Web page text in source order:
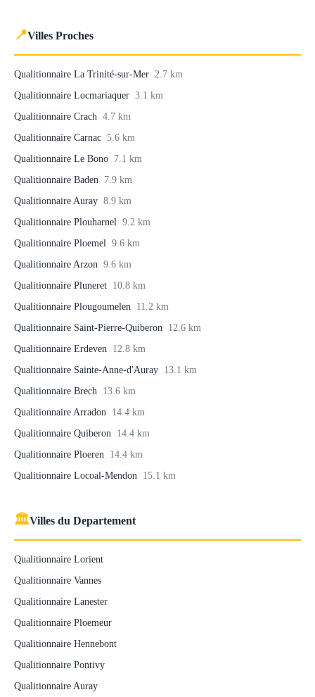
📍Villes Proches
Qualitionnaire La Trinité-sur-Mer 2.7 km
Qualitionnaire Locmariaquer 3.1 km
Qualitionnaire Crach 4.7 km
Qualitionnaire Carnac 5.6 km
Qualitionnaire Le Bono 7.1 km
Qualitionnaire Baden 7.9 km
Qualitionnaire Auray 8.9 km
Qualitionnaire Plouharnel 9.2 km
Qualitionnaire Ploemel 9.6 km
Qualitionnaire Arzon 9.6 km
Qualitionnaire Pluneret 10.8 km
Qualitionnaire Plougoumelen 11.2 km
Qualitionnaire Saint-Pierre-Quiberon 12.6 km
Qualitionnaire Erdeven 12.8 km
Qualitionnaire Sainte-Anne-d'Auray 13.1 km
Qualitionnaire Brech 13.6 km
Qualitionnaire Arradon 14.4 km
Qualitionnaire Quiberon 14.4 km
Qualitionnaire Ploeren 14.4 km
Qualitionnaire Locoal-Mendon 15.1 km
🏛Villes du Departement
Qualitionnaire Lorient
Qualitionnaire Vannes
Qualitionnaire Lanester
Qualitionnaire Ploemeur
Qualitionnaire Hennebont
Qualitionnaire Pontivy
Qualitionnaire Auray